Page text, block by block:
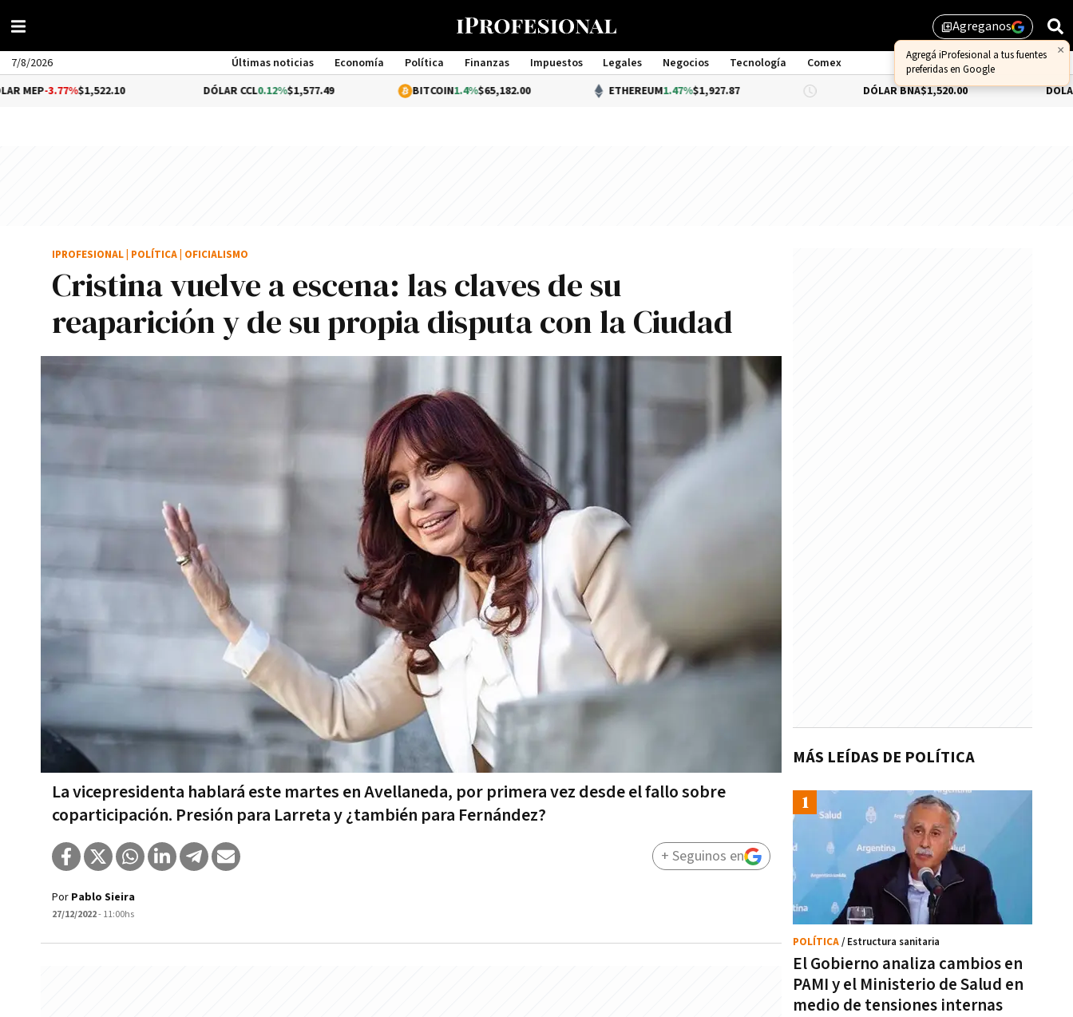
library_addAgreganos
×
Agregá iProfesional a tus fuentes
preferidas en Google
7/8/2026 Últimas noticias Economía Política Finanzas Impuestos Legales Negocios Tecnología
Comex
Management
$1,522.10 0.12%$1,577.49 1.4%$65,182.00 ETHEREUM 1.47%$1,927.87 DÓLAR BNA $1,520.00 DÓLAR BLUE-
Cristina vuelve a escena: las claves de su
reaparición y de su propia disputa con la Ciudad
La vicepresidenta hablará este martes en Avellaneda, por primera vez desde el fallo sobre
coparticipación. Presión para Larreta y ¿también para Fernández?
IPROFESIONAL POLÍTICA OFICIALISMO
Por Pablo Sieira
27/12/2022- 11:00hs
+ Seguinos en
MÁS LEÍDAS DE POLÍTICA
El Gobierno analiza cambios en
PAMI y el Ministerio de Salud en
medio de tensiones internas
POLÍTICA/ Estructura sanitaria